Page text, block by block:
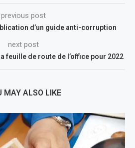
previous post
d’un guide anti-corruption
next post
feuille de route de l’office pour 2022
MAY ALSO LIKE